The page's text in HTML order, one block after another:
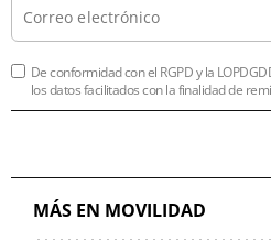
De conformidad con el RGPD y la
los datos facilitados con la finalidad de
MÁS EN MOVILIDAD